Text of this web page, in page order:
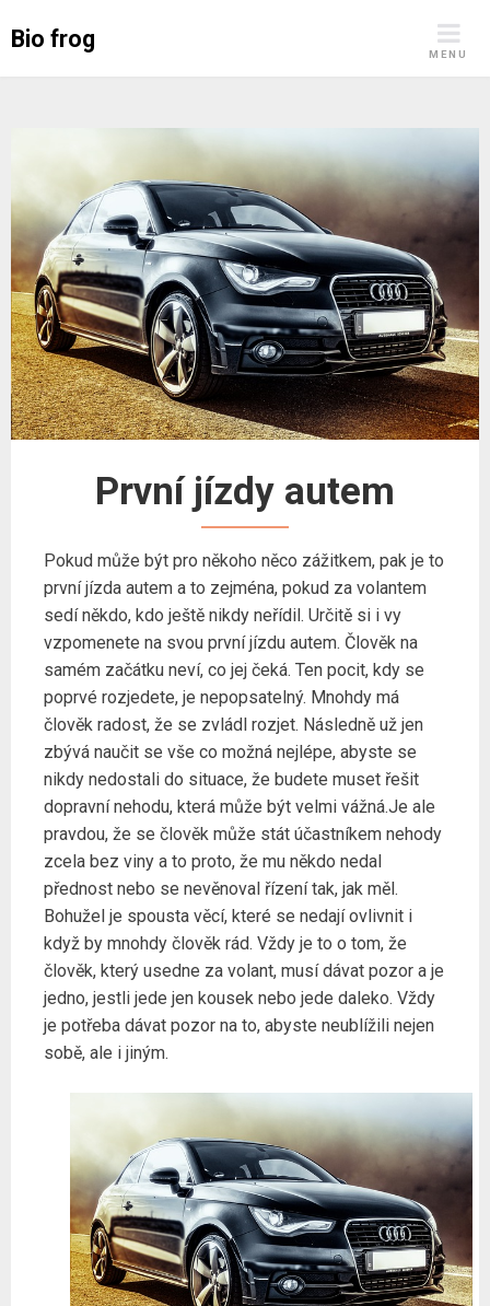
Bio frog
MENU
První jízdy autem
Pokud může být pro někoho něco zážitkem, pak je to
první jízda autem a to zejména, pokud za volantem
sedí někdo, kdo ještě nikdy neřídil. Určitě si i vy
vzpomenete na svou první jízdu autem. Člověk na
samém začátku neví, co jej čeká. Ten pocit, kdy se
poprvé rozjedete, je nepopsatelný. Mnohdy má
člověk radost, že se zvládl rozjet. Následně už jen
zbývá naučit se vše co možná nejlépe, abyste se
nikdy nedostali do situace, že budete muset řešit
dopravní nehodu, která může být velmi vážná.Je ale
pravdou, že se člověk může stát účastníkem nehody
zcela bez viny a to proto, že mu někdo nedal
přednost nebo se nevěnoval řízení tak, jak měl.
Bohužel je spousta věcí, které se nedají ovlivnit i
když by mnohdy člověk rád. Vždy je to o tom, že
člověk, který usedne za volant, musí dávat pozor a je
jedno, jestli jede jen kousek nebo jede daleko. Vždy
je potřeba dávat pozor na to, abyste neublížili nejen
sobě, ale i jiným.